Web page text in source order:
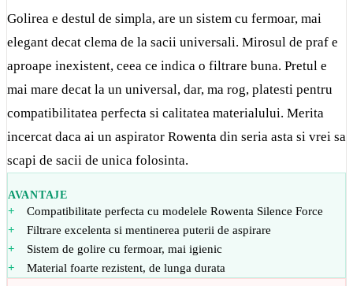
Golirea e destul de simpla, are un sistem cu fermoar, mai
elegant decat clema de la sacii universali. Mirosul de praf e
aproape inexistent, ceea ce indica o filtrare buna. Pretul e
mai mare decat la un universal, dar, ma rog, platesti pentru
compatibilitatea perfecta si calitatea materialului. Merita
incercat daca ai un aspirator Rowenta din seria asta si vrei sa
scapi de sacii de unica folosinta.
AVANTAJE
Compatibilitate perfecta cu modelele Rowenta Silence Force
Filtrare excelenta si mentinerea puterii de aspirare
Sistem de golire cu fermoar, mai igienic
Material foarte rezistent, de lunga durata